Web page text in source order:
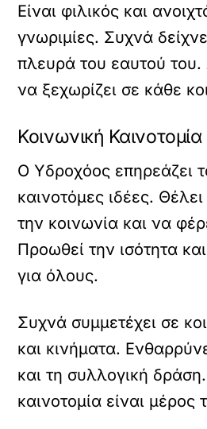
Είναι φιλικός και
γνωριμίες. Συχνά
πλευρά του εαυτού του.
να ξεχωρίζει σε κάθε
Κοινωνική Καινοτομία
Ο Υδροχόος επηρεάζει
καινοτόμες ιδέες.
την κοινωνία και να
Προωθεί την ισότητα
για όλους.
Συχνά συμμετέχει σε
και κινήματα.
και τη συλλογική
καινοτομία είναι μέρος